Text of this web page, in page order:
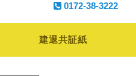
0172-38-3222
建退共証紙